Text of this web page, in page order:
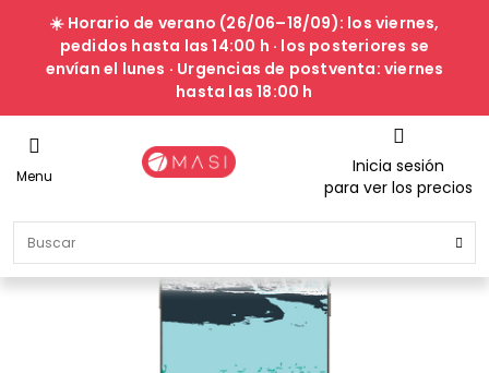
☀️ Horario de verano (26/06–18/09): los viernes,
pedidos hasta las 14:00 h · los posteriores se
envían el lunes · Urgencias de postventa: viernes
hasta las 18:00 h
Menu
Inicia sesión
para ver los precios